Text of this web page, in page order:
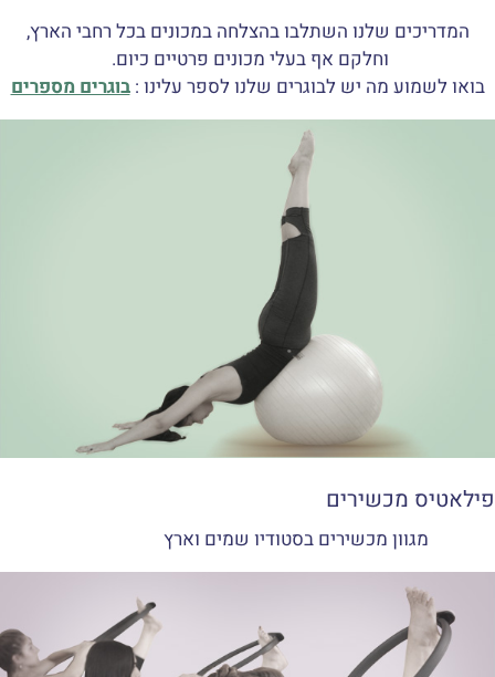
המדריכים שלנו השתלבו בהצלחה במכונים בכל רחבי הארץ,
וחלקם אף בעלי מכונים פרטיים כיום.
בואו לשמוע מה יש לבוגרים שלנו לספר עלינו :בוגרים מספרים
פילאטיס מכשירים
מגוון מכשירים בסטודיו שמים וארץ